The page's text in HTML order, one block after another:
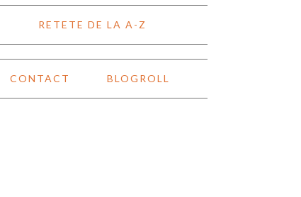
RETETE DE LA A-Z
CONTACT BLOGROLL